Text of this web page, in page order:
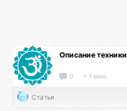
Описание техники
0 < 1 мин.
Статья